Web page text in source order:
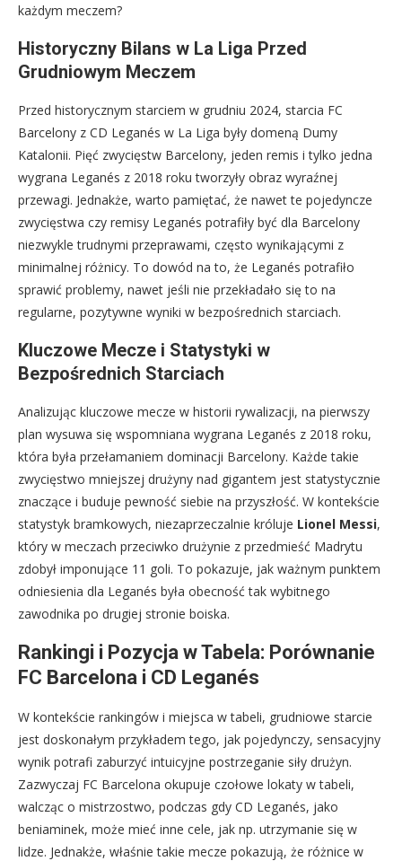
każdym meczem?
Historyczny Bilans w La Liga Przed
Grudniowym Meczem
Przed historycznym starciem w grudniu 2024, starcia FC
Barcelony z CD Leganés w La Liga były domeną Dumy
Katalonii. Pięć zwycięstw Barcelony, jeden remis i tylko jedna
wygrana Leganés z 2018 roku tworzyły obraz wyraźnej
przewagi. Jednakże, warto pamiętać, że nawet te pojedyncze
zwycięstwa czy remisy Leganés potrafiły być dla Barcelony
niezwykle trudnymi przeprawami, często wynikającymi z
minimalnej różnicy. To dowód na to, że Leganés potrafiło
sprawić problemy, nawet jeśli nie przekładało się to na
regularne, pozytywne wyniki w bezpośrednich starciach.
Kluczowe Mecze i Statystyki w
Bezpośrednich Starciach
Analizując kluczowe mecze w historii rywalizacji, na pierwszy
plan wysuwa się wspomniana wygrana Leganés z 2018 roku,
która była przełamaniem dominacji Barcelony. Każde takie
zwycięstwo mniejszej drużyny nad gigantem jest statystycznie
znaczące i buduje pewność siebie na przyszłość. W kontekście
statystyk bramkowych, niezaprzeczalnie króluje Lionel Messi,
który w meczach przeciwko drużynie z przedmieść Madrytu
zdobył imponujące 11 goli. To pokazuje, jak ważnym punktem
odniesienia dla Leganés była obecność tak wybitnego
zawodnika po drugiej stronie boiska.
Rankingi i Pozycja w Tabela: Porównanie
FC Barcelona i CD Leganés
W kontekście rankingów i miejsca w tabeli, grudniowe starcie
jest doskonałym przykładem tego, jak pojedynczy, sensacyjny
wynik potrafi zaburzyć intuicyjne postrzeganie siły drużyn.
Zazwyczaj FC Barcelona okupuje czołowe lokaty w tabeli,
walcząc o mistrzostwo, podczas gdy CD Leganés, jako
beniaminek, może mieć inne cele, jak np. utrzymanie się w
lidze. Jednakże, właśnie takie mecze pokazują, że różnice w